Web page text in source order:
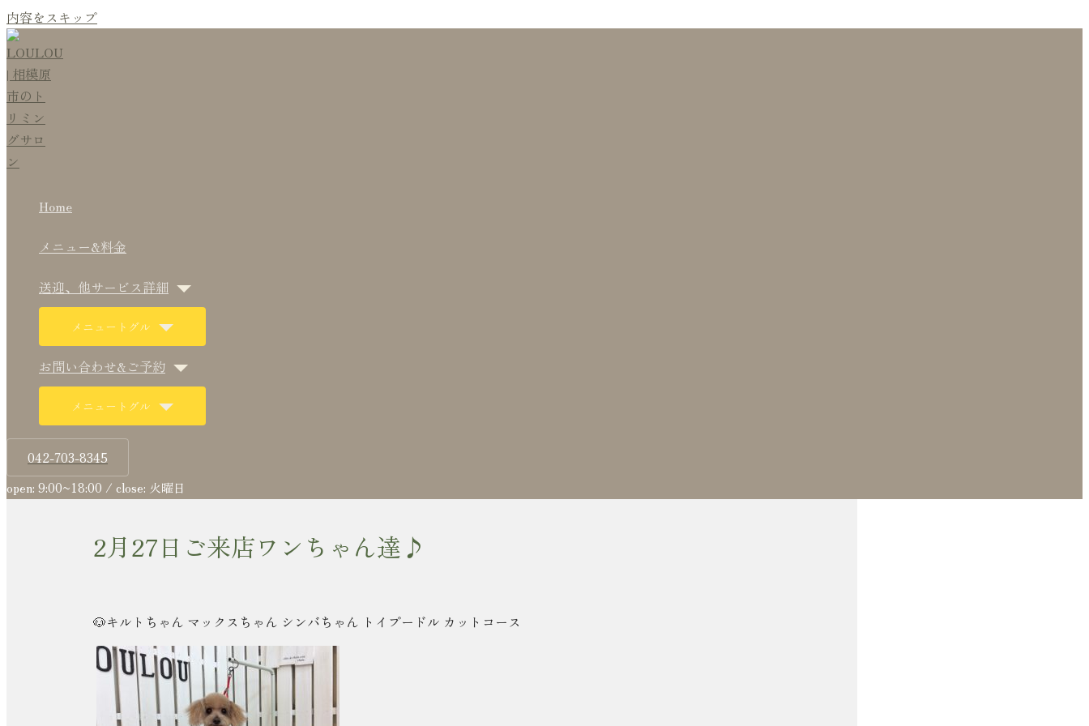
内容をスキップ
Home
メニュー&料金
送迎、他サービス詳細
メニュートグル
お問い合わせ&ご予約
メニュートグル
042-703-8345
open: 9:00~18:00 / close: 火曜日
2月27日ご来店ワンちゃん達♪
🐶キルトちゃん マックスちゃん シンバちゃん トイプードル カットコース